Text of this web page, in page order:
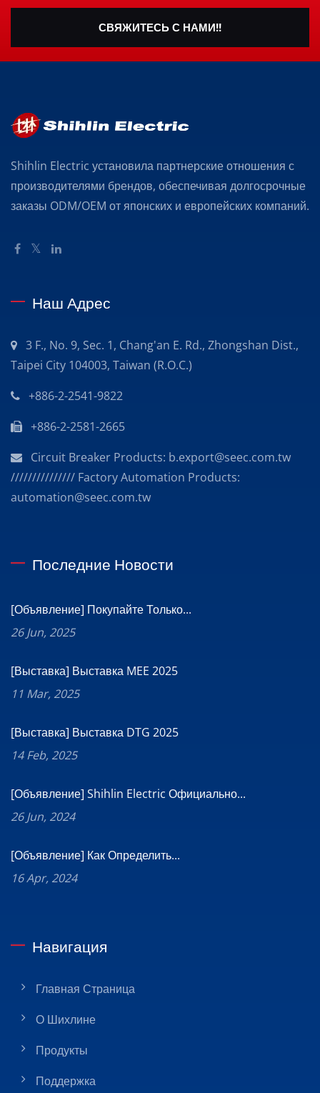
СВЯЖИТЕСЬ С НАМИ!!
Shihlin Electric установила партнерские отношения с
производителями брендов, обеспечивая долгосрочные
заказы ODM/OEM от японских и европейских компаний.
Наш Адрес
3 F., No. 9, Sec. 1, Chang'an E. Rd., Zhongshan Dist.,
Taipei City 104003, Taiwan (R.O.C.)
+886-2-2541-9822
+886-2-2581-2665
Circuit Breaker Products: b.export@seec.com.tw
/////////////// Factory Automation Products:
automation@seec.com.tw
Последние Новости
[Объявление] Покупайте Только...
26 Jun, 2025
[Выставка] Выставка MEE 2025
11 Mar, 2025
[Выставка] Выставка DTG 2025
14 Feb, 2025
[Объявление] Shihlin Electric Официально...
26 Jun, 2024
[Объявление] Как Определить...
16 Apr, 2024
Навигация
Главная Страница
О Шихлине
Продукты
Поддержка